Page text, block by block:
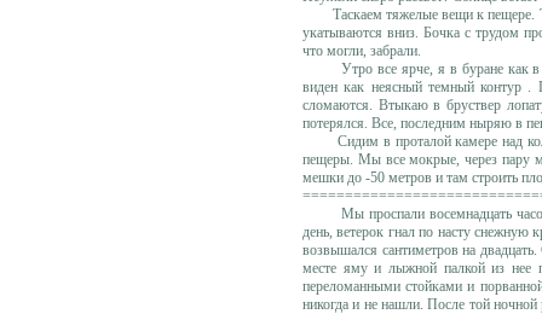
Таскаем тяжелые вещи к пещере.
укатываются вниз. Бочка с трудом
что могли, забрали.
Утро все ярче, я в буране как в
виден как неясный темный контур .
сломаются. Втыкаю в бруствер
потерялся. Все, последним ныряю в
Сидим в проталой камере над
пещеры. Мы все мокрые, через пару
мешки до -50 метров и там строить
Мы проспали восемнадцать
день, ветерок гнал по насту
возвышался сантиметров на
месте яму и лыжной палкой из нее
переломанными стойками и
никогда и не нашли. После той